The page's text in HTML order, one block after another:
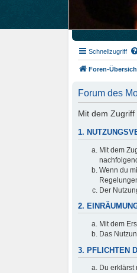
Schnellzugriff
Foren-
Forum des
Mit dem Zugriff
1.
Mit dem
Wenn du
Der
2.
Mit dem
Das
3. PFLICHTEN
Du